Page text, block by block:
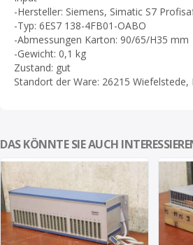
-Hersteller: Siemens, Simatic S7
-Typ: 6ES7 138-4FB01-OABO
-Abmessungen Karton: 90/65/H35 mm
-Gewicht: 0,1 kg
Zustand: gut
Standort der Ware: 26215 Wiefelstede,
DAS KÖNNTE SIE AUCH